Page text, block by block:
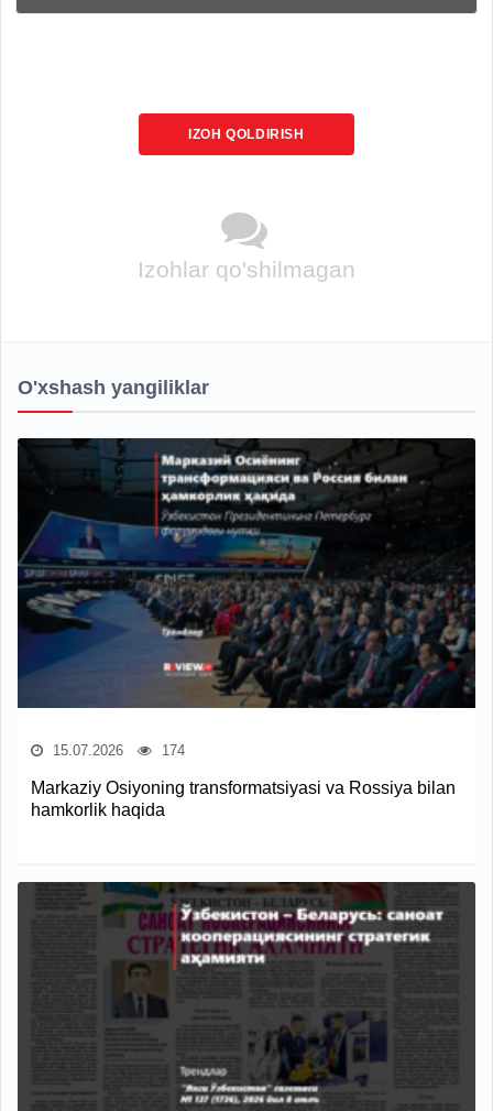
IZOH QOLDIRISH
Izohlar qo'shilmagan
O'xshash yangiliklar
15.07.2026 174
Markaziy Osiyoning transformatsiyasi va Rossiya bilan
hamkorlik haqida